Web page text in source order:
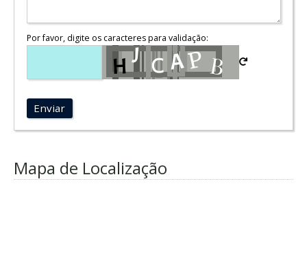
Por favor, digite os caracteres para validação:
Enviar
Mapa de Localização